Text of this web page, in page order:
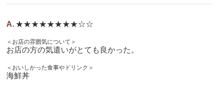
★★★★★★★★☆☆
＜お店の雰囲気について＞
お店の方の気遣いがとても良かった。
＜おいしかった食事やドリンク＞
海鮮丼